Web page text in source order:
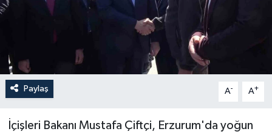
Paylaş A- A+
İçişleri Bakanı Mustafa Çiftçi, Erzurum'da yoğun
RÖPORTAJLAR
GÜNCEL
SPOR